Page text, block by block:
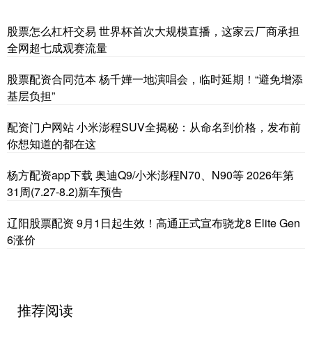
股票怎么杠杆交易 世界杯首次大规模直播，这家云厂商承担
全网超七成观赛流量
股票配资合同范本 杨千嬅一地演唱会，临时延期！“避免增添
基层负担”
配资门户网站 小米澎程SUV全揭秘：从命名到价格，发布前
你想知道的都在这
杨方配资app下载 奥迪Q9/小米澎程N70、N90等 2026年第
31周(7.27-8.2)新车预告
辽阳股票配资 9月1日起生效！高通正式宣布骁龙8 Elite Gen
6涨价
推荐阅读